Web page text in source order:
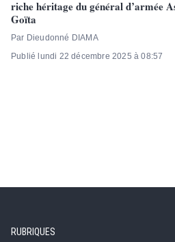
riche héritage du général d’armée
Goïta
Par Dieudonné DIAMA
Publié lundi 22 décembre 2025 à 08:57
RUBRIQUES